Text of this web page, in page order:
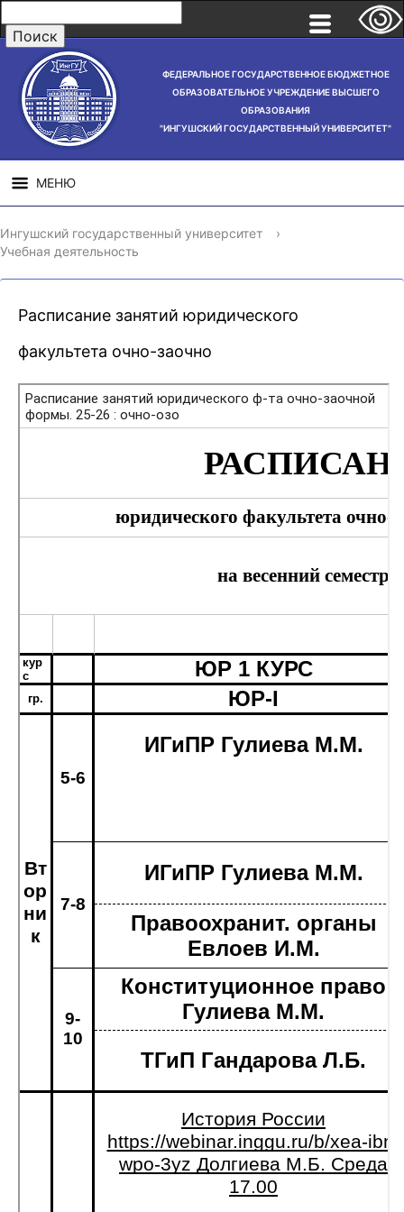
ФЕДЕРАЛЬНОЕ ГОСУДАРСТВЕННОЕ БЮДЖЕТНОЕ
ОБРАЗОВАТЕЛЬНОЕ УЧРЕЖДЕНИЕ ВЫСШЕГО
ОБРАЗОВАНИЯ
"ИНГУШСКИЙ ГОСУДАРСТВЕННЫЙ УНИВЕРСИТЕТ"
МЕНЮ
СВЕДЕНИЯ ОБ
ОБРАЗОВАТЕЛЬНОЙ
НАУЧНАЯ
ДЕЯТЕЛЬНОСТЬ
Ингушский государственный университет
›
Учебная деятельность
Расписание занятий юридического
факультета очно-заочно